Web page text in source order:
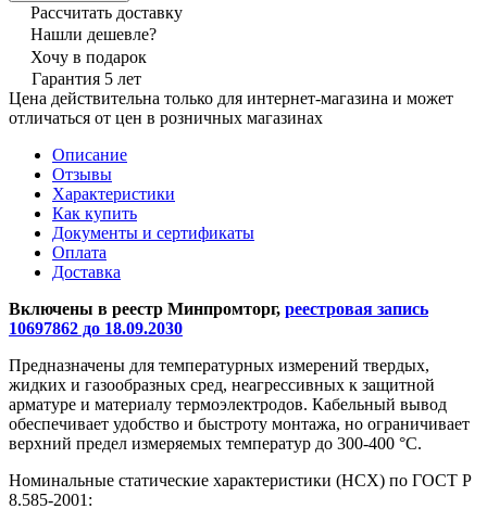
Рассчитать доставку
Нашли дешевле?
Хочу в подарок
Гарантия 5 лет
Цена действительна только для интернет-магазина и может
отличаться от цен в розничных магазинах
Описание
Отзывы
Характеристики
Как купить
Документы и сертификаты
Оплата
Доставка
Включены в реестр Минпромторг, реестровая запись
10697862 до 18.09.2030
Предназначены для температурных измерений твердых,
жидких и газообразных сред, неагрессивных к защитной
арматуре и материалу термоэлектродов. Кабельный вывод
обеспечивает удобство и быстроту монтажа, но ограничивает
верхний предел измеряемых температур до 300-400 °С.
Номинальные статические характеристики (НСХ) по ГОСТ Р
8.585-2001: